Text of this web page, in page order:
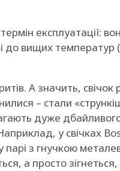
експлуатації:
до вищих
А значить,
– стали
дуже
у свічках
парі з гнучкою
а просто